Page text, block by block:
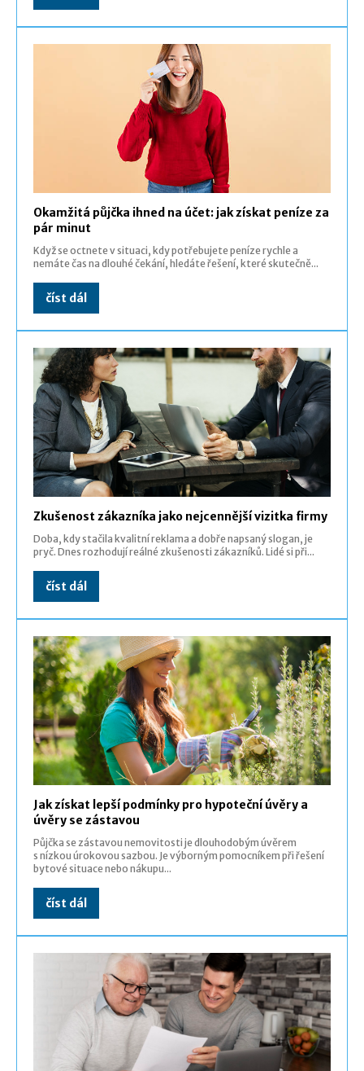
Okamžitá půjčka ihned na účet: jak získat peníze za
pár minut
Když se octnete v situaci, kdy potřebujete peníze rychle a
nemáte čas na dlouhé čekání, hledáte řešení, které skutečně...
číst dál
Zkušenost zákazníka jako nejcennější vizitka firmy
Doba, kdy stačila kvalitní reklama a dobře napsaný slogan, je
pryč. Dnes rozhodují reálné zkušenosti zákazníků. Lidé si při...
číst dál
Jak získat lepší podmínky pro hypoteční úvěry a
úvěry se zástavou
Půjčka se zástavou nemovitosti je dlouhodobým úvěrem
s nízkou úrokovou sazbou. Je výborným pomocníkem při řešení
bytové situace nebo nákupu...
číst dál